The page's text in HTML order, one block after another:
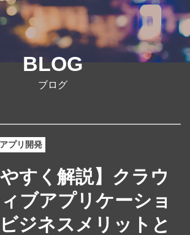
BLOG
ブログ
アプリ開発
やすく解説】クラウ
ブアプリケーショ
ジネスメリットと